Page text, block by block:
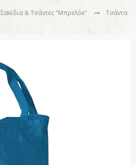
Σακίδια & Τσάντες "Μπρελόκ"
Τσάντα